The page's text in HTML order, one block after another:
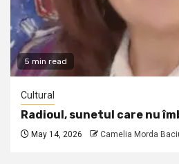
5 min read
Cultural
Radioul, sunetul care nu
May 14, 2026 Camelia Morda